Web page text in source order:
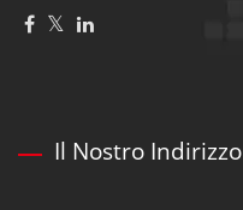
Il Nostro Indirizzo